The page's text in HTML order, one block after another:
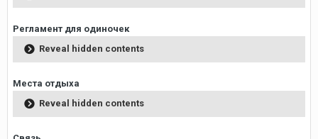
Регламент для одиночек
Reveal hidden contents
Места отдыха
Reveal hidden contents